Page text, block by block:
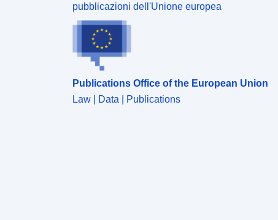
pubblicazioni dell'Unione europea
Publications Office of the European Union
Law | Data | Publications